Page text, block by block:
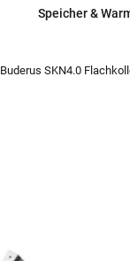
Speicher &
Buderus SKN4.0